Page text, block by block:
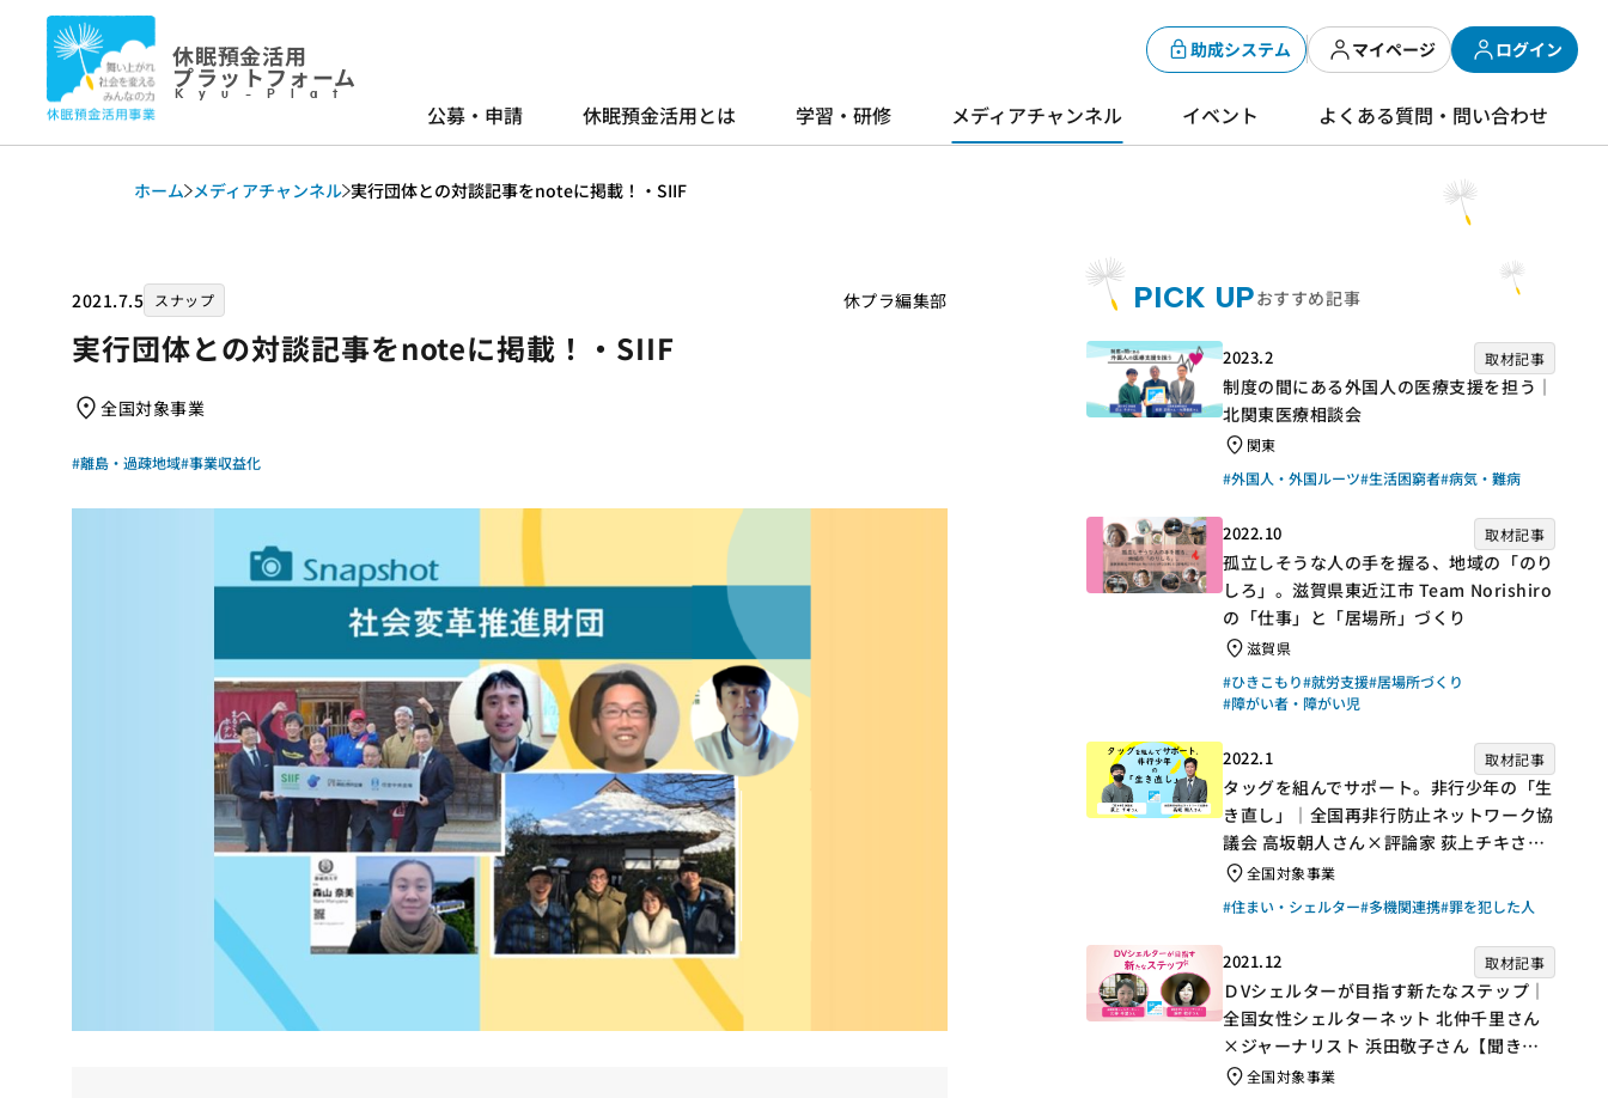
休眠預金活用
プラットフォーム
Kyu-Plat
助成システム マイページ ログイン
公募・申請 休眠預金活用とは 学習・研修 メディアチャンネル イベント よくある質問・問い合わせ
ホーム メディアチャンネル 実行団体との対談記事をnoteに掲載！・SIIF
2021.7.5 スナップ 休プラ編集部
実行団体との対談記事をnoteに掲載！・SIIF
全国対象事業
#離島・過疎地域#事業収益化
PICK UPおすすめ記事
2023.2 取材記事
制度の間にある外国人の医療支援を担う｜
北関東医療相談会
関東
#外国人・外国ルーツ#生活困窮者#病気・難病
2022.10 取材記事
孤立しそうな人の手を握る、地域の「のり
しろ」。滋賀県東近江市 Team Norishiro
の「仕事」と「居場所」づくり
滋賀県
#ひきこもり#就労支援#居場所づくり
#障がい者・障がい児
2022.1 取材記事
タッグを組んでサポート。非行少年の「生
き直し」｜全国再非行防止ネットワーク協
議会 高坂朝人さん×評論家 荻上チキさん
【聞き手】
全国対象事業
#住まい・シェルター#多機関連携#罪を犯した人
2021.12 取材記事
ＤVシェルターが目指す新たなステップ｜
全国女性シェルターネット 北仲千里さん
×ジャーナリスト 浜田敬子さん【聞き
手】全国対象事業